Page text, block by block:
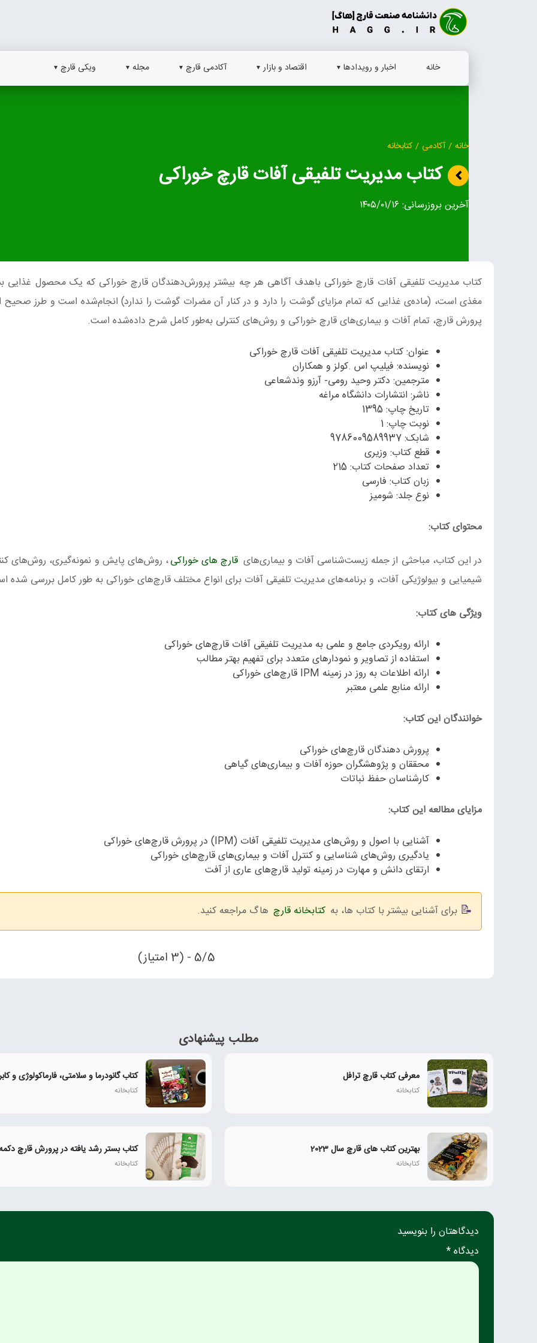
خانه اخبار و رویدادها اقتصاد و بازار آکادمی قارچ مجله ویکی قارچ
خانه / آکادمی / کتابخانه
کتاب مدیریت تلفیقی آفات قارچ خوراکی
آخرین بروزرسانی: ۱۴۰۵/۰۱/۱۶
کتاب مدیریت تلفیقی آفات قارچ خوراکی باهدف آگاهی هر چه بیشتر پرورش‌دهندگان قارچ خوراکی که یک محصول غذایی
مغذی است، (ماده‌ی غذایی که تمام مزایای گوشت را دارد و در کنار آن مضرات گوشت را ندارد) انجام‌شده است و طرز
پرورش قارچ، تمام آفات و بیماری‌های قارچ خوراکی و روش‌های کنترلی به‌طور کامل شرح داده‌شده است.
عنوان: کتاب مدیریت تلفیقی آفات قارچ خوراکی
نویسنده: فیلیپ اس .کولز و همکاران
مترجمین: دکتر وحید رومی- آرزو وندشعاعی
ناشر: انتشارات دانشگاه مراغه
تاریخ چاپ: 1395
نوبت چاپ: 1
شابک: 9786009589937
قطع کتاب: وزیری
تعداد صفحات کتاب: 215
زبان کتاب: فارسی
نوع جلد: شومیز
محتوای کتاب:
در این کتاب، مباحثی از جمله زیست‌شناسی آفات و بیماری‌های قارچ های خوراکی، روش‌های پایش و نمونه‌گیری، روش‌های
شیمیایی و بیولوژیکی آفات، و برنامه‌های مدیریت تلفیقی آفات برای انواع مختلف قارچ‌های خوراکی به طور کامل بررسی شده
ویژگی های کتاب:
ارائه رویکردی جامع و علمی به مدیریت تلفیقی آفات قارچ‌های خوراکی
استفاده از تصاویر و نمودارهای متعدد برای تفهیم بهتر مطالب
ارائه اطلاعات به روز در زمینه IPM قارچ‌های خوراکی
ارائه منابع علمی معتبر
خوانندگان این کتاب:
پرورش دهندگان قارچ‌های خوراکی
محققان و پژوهشگران حوزه آفات و بیماری‌های گیاهی
کارشناسان حفظ نباتات
مزایای مطالعه این کتاب:
آشنایی با اصول و روش‌های مدیریت تلفیقی آفات (IPM) در پرورش قارچ‌های خوراکی
یادگیری روش‌های شناسایی و کنترل آفات و بیماری‌های قارچ‌های خوراکی
ارتقای دانش و مهارت در زمینه تولید قارچ‌های عاری از آفت
برای آشنایی بیشتر با کتاب ها، به کتابخانه قارچ هاگ مراجعه کنید.
5/5 - (3 امتیاز)
مطلب پیشنهادی
معرفی کتاب قارچ ترافل
کتابخانه
کتاب گانودرما و سلامتی، فارماکولوژی و
کتابخانه
بهترین کتاب های قارچ سال 2023
کتابخانه
کتاب بستر رشد یافته در پرورش قارچ
کتابخانه
دیدگاهتان را بنویسید
دیدگاه *